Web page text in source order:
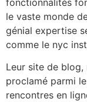
le vaste monde
génial expertise
comme le nyc
Leur site de blog,
proclamé parmi
rencontres en